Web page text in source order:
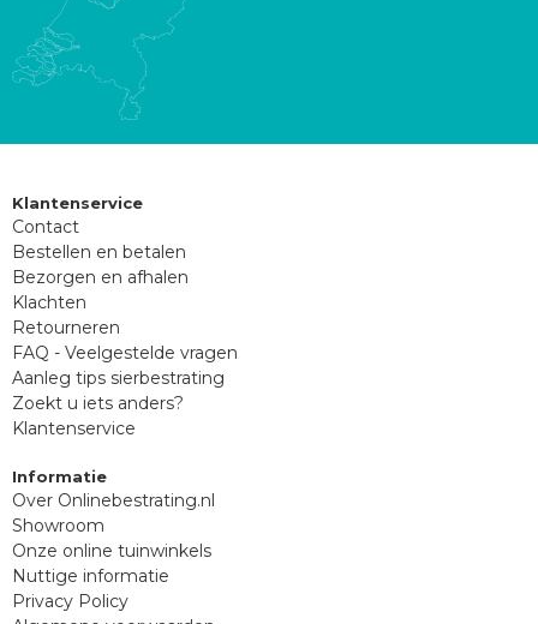
Klantenservice
Contact
Bestellen en betalen
Bezorgen en afhalen
Klachten
Retourneren
FAQ - Veelgestelde vragen
Aanleg tips sierbestrating
Zoekt u iets anders?
Klantenservice
Informatie
Over Onlinebestrating.nl
Showroom
Onze online tuinwinkels
Nuttige informatie
Privacy Policy